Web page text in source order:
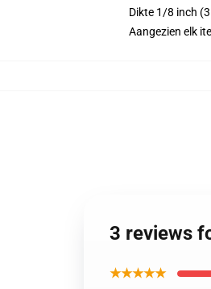
Dikte 1/8 inch
Aangezien elk
3 reviews
★★★★★